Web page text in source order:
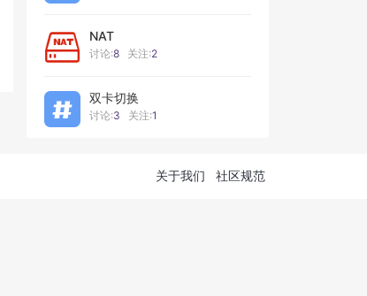
NAT
讨论:8 关注:2
双卡切换
讨论:3 关注:1
关于我们 社区规范